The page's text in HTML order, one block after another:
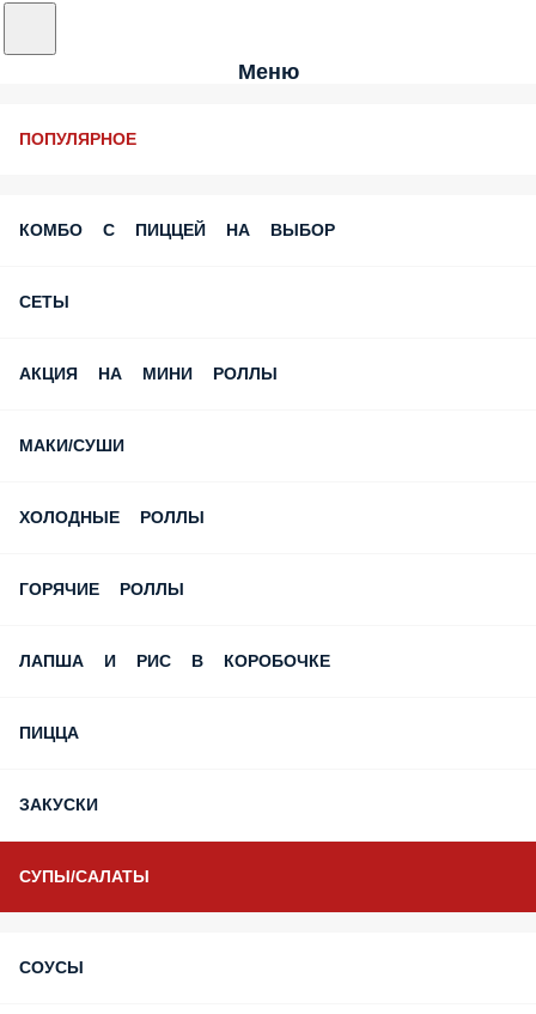
Меню
ПОПУЛЯРНОЕ
КОМБО С ПИЦЦЕЙ НА ВЫБОР
СЕТЫ
АКЦИЯ НА МИНИ РОЛЛЫ
МАКИ/СУШИ
ХОЛОДНЫЕ РОЛЛЫ
ГОРЯЧИЕ РОЛЛЫ
ЛАПША И РИС В КОРОБОЧКЕ
ПИЦЦА
ЗАКУСКИ
СУПЫ/САЛАТЫ
СОУСЫ